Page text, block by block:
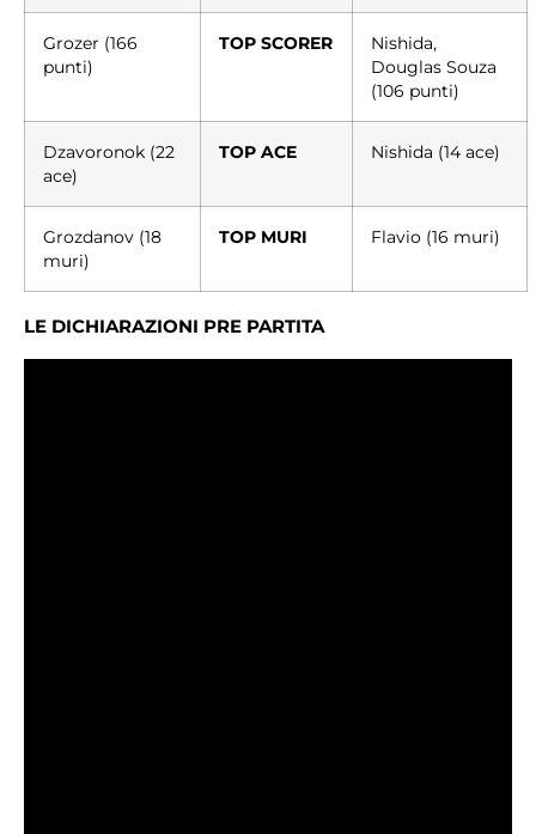
Grozer (166
punti)
TOP SCORER
Nishida,
Douglas Souza
(106 punti)
Dzavoronok (22
ace)
TOP ACE Nishida (14 ace)
Grozdanov (18
muri)
TOP MURI Flavio (16 muri)
LE DICHIARAZIONI PRE PARTITA